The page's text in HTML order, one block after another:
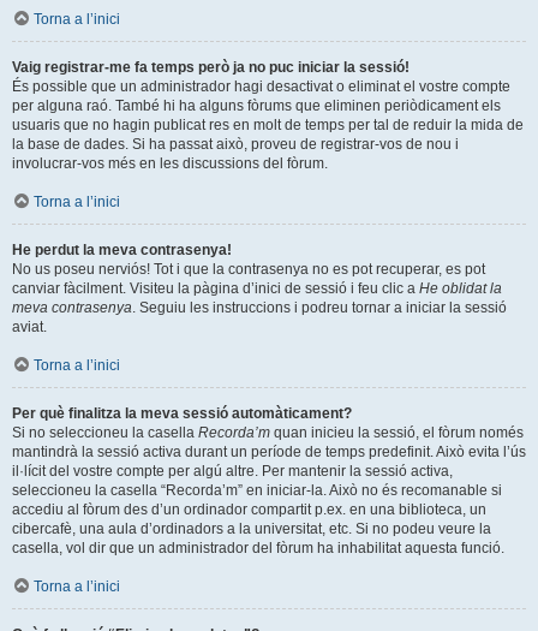
Torna a l’inici
Vaig registrar-me fa temps però ja no puc iniciar la sessió!
És possible que un administrador hagi desactivat o eliminat el vostre compte
per alguna raó. També hi ha alguns fòrums que eliminen periòdicament els
usuaris que no hagin publicat res en molt de temps per tal de reduir la mida de
la base de dades. Si ha passat això, proveu de registrar-vos de nou i
involucrar-vos més en les discussions del fòrum.
Torna a l’inici
He perdut la meva contrasenya!
No us poseu nerviós! Tot i que la contrasenya no es pot recuperar, es pot
canviar fàcilment. Visiteu la pàgina d’inici de sessió i feu clic a He oblidat la
meva contrasenya. Seguiu les instruccions i podreu tornar a iniciar la sessió
aviat.
Torna a l’inici
Per què finalitza la meva sessió automàticament?
Si no seleccioneu la casella Recorda’m quan inicieu la sessió, el fòrum només
mantindrà la sessió activa durant un període de temps predefinit. Això evita l’ús
il·lícit del vostre compte per algú altre. Per mantenir la sessió activa,
seleccioneu la casella “Recorda’m” en iniciar-la. Això no és recomanable si
accediu al fòrum des d’un ordinador compartit p.ex. en una biblioteca, un
cibercafè, una aula d’ordinadors a la universitat, etc. Si no podeu veure la
casella, vol dir que un administrador del fòrum ha inhabilitat aquesta funció.
Torna a l’inici